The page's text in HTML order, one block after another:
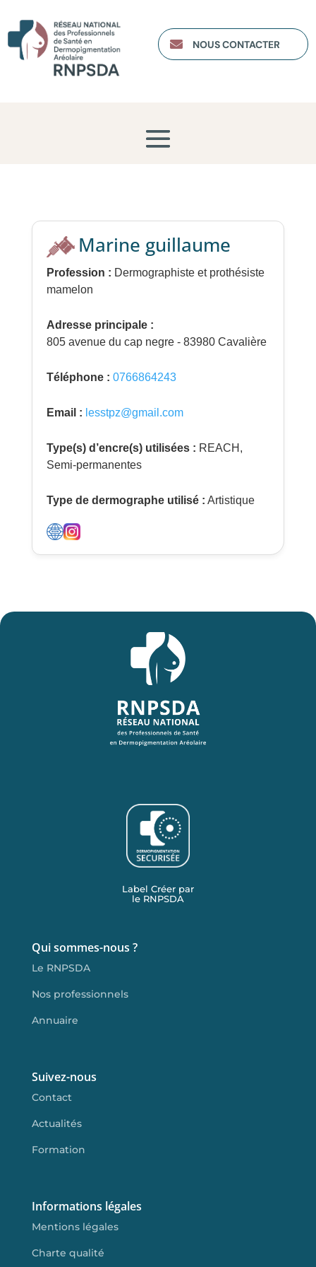
 NOUS CONTACTER
Marine guillaume
Profession : Dermographiste et prothésiste
mamelon
Adresse principale :
805 avenue du cap negre - 83980 Cavalière
Téléphone : 0766864243
Email : lesstpz@gmail.com
Type(s) d’encre(s) utilisées : REACH,
Semi-permanentes
Type de dermographe utilisé : Artistique
Label Créer par
le RNPSDA
Qui sommes-nous ?
Le RNPSDA
Nos professionnels
Annuaire
Suivez-nous
Contact
Actualités
Formation
Informations légales
Mentions légales
Charte qualité